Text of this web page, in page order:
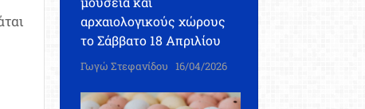
αρχαιολογικούς χώρους
το Σάββατο 18 Απριλίου
Γωγώ Στεφανίδου 16/04/2026